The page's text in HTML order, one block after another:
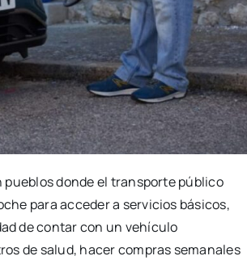
pueblos donde el transporte público
para acceder a servicios básicos,
de contar con un vehículo
de salud, hacer compras semanales